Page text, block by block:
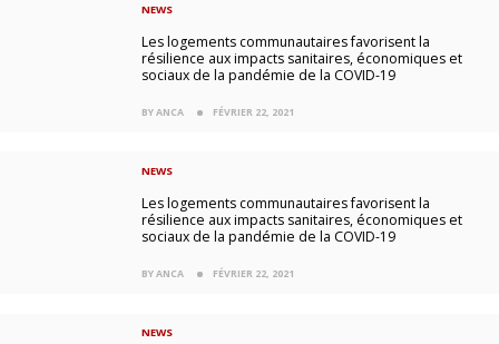
NEWS
Les logements communautaires favorisent la
résilience aux impacts sanitaires, économiques et
sociaux de la pandémie de la COVID-19
BY ANCA FÉVRIER 22, 2021
NEWS
Les logements communautaires favorisent la
résilience aux impacts sanitaires, économiques et
sociaux de la pandémie de la COVID-19
BY ANCA FÉVRIER 22, 2021
NEWS